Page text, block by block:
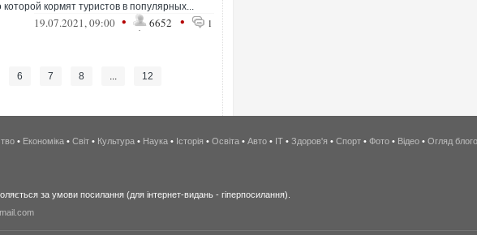
кормят туристов в популярных...
19.07.2021, 09:00 • 6652 • 1
6 7 8 ... 12
• Економіка • Світ • Культура • Наука • Історія • Освіта • Авто • IT • Здоров'я • Спорт • Фото • Відео • Огляд
за умови посилання (для інтернет-видань - гіперпосилання).